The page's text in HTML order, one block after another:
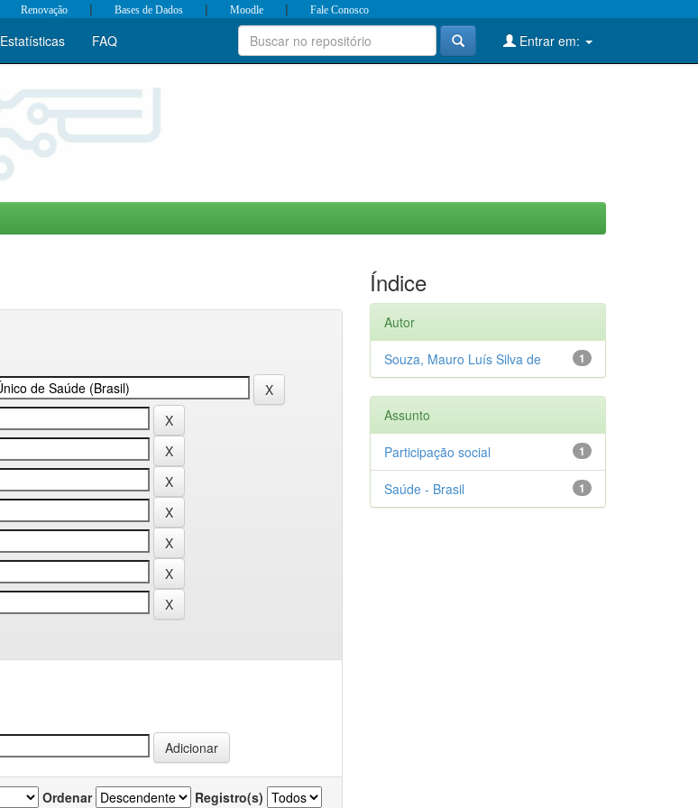
Renovação | Bases de Dados | Moodle | Fale Conosco
Estatísticas FAQ Entrar em:
Ordenar Registro(s)
Índice
Autor
1
Souza, Mauro Luís Silva de
Assunto
1
Participação social
1
Saúde - Brasil